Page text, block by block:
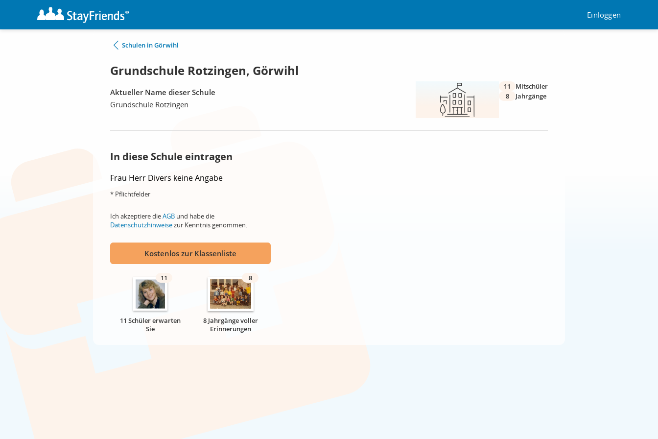
Einloggen
Schulen in Görwihl
Grundschule Rotzingen, Görwihl
Aktueller Name dieser Schule
Grundschule Rotzingen
11
Mitschüler
8
Jahrgänge
In diese Schule eintragen
Frau Herr Divers keine Angabe
* Pflichtfelder
Ich akzeptiere dieAGB und habe die
Datenschutzhinweisezur Kenntnis genommen.
Kostenlos zur Klassenliste
11
11 Schüler erwarten
Sie
8
8 Jahrgänge voller
Erinnerungen